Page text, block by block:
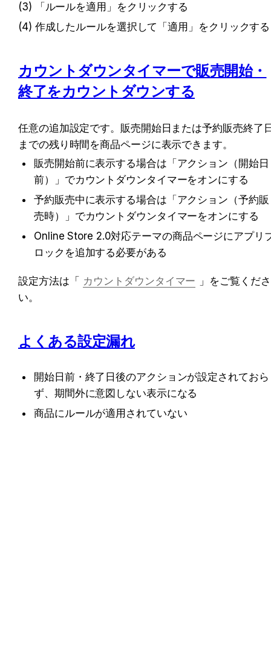
(3) 「ルールを適用」をクリックする
(4) 作成したルールを選択して「適用」をクリックする
カウントダウンタイマーで販売開始・
終了をカウントダウンする
任意の追加設定です。販売開始日または予約販売終了
までの残り時間を商品ページに表示できます。
販売開始前に表示する場合は「アクション（開始日
前）」でカウントダウンタイマーをオンにする
予約販売中に表示する場合は「アクション（予約販
売時）」でカウントダウンタイマーをオンにする
Online Store 2.0対応テーマの商品ページにアプリ
ロックを追加する必要がある
設定方法は「 カウントダウンタイマー
」をご覧くださ
い。
よくある設定漏れ
開始日前・終了日後のアクションが設定されておら
ず、期間外に意図しない表示になる
商品にルールが適用されていない